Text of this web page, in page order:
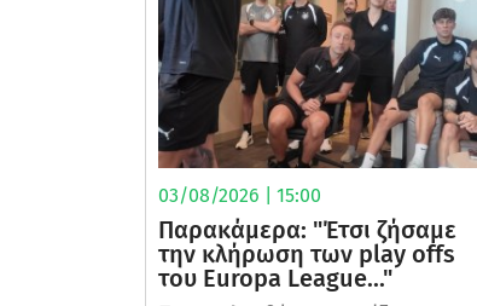
03/08/2026 | 15:00
Παρακάμερα: "Έτσι ζήσαμε
την κλήρωση των play offs
του Europa League..."